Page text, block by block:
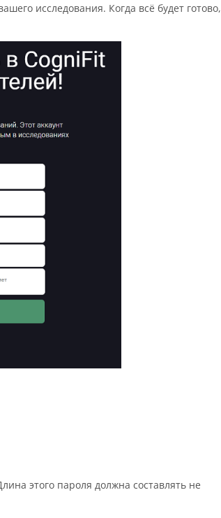
исследования. Когда всё будет готово,
этого пароля должна составлять не